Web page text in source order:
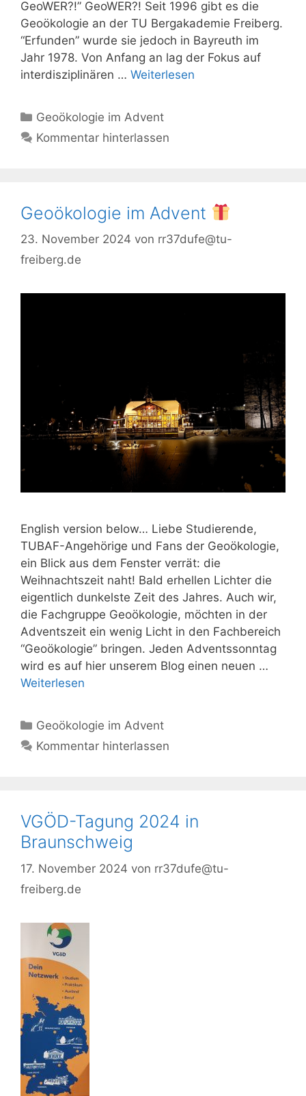
GeoWER?!” GeoWER?! Seit 1996 gibt es die
Geoökologie an der TU Bergakademie Freiberg.
“Erfunden” wurde sie jedoch in Bayreuth im
Jahr 1978. Von Anfang an lag der Fokus auf
interdisziplinären … Weiterlesen
Kategorien
Geoökologie im Advent
Kommentar hinterlassen
Geoökologie im Advent
23. November 2024 von rr37dufe@tu-
freiberg.de
English version below… Liebe Studierende,
TUBAF-Angehörige und Fans der Geoökologie,
ein Blick aus dem Fenster verrät: die
Weihnachtszeit naht! Bald erhellen Lichter die
eigentlich dunkelste Zeit des Jahres. Auch wir,
die Fachgruppe Geoökologie, möchten in der
Adventszeit ein wenig Licht in den Fachbereich
“Geoökologie” bringen. Jeden Adventssonntag
wird es auf hier unserem Blog einen neuen …
Weiterlesen
Kategorien
Geoökologie im Advent
Kommentar hinterlassen
VGÖD-Tagung 2024 in
Braunschweig
17. November 2024 von rr37dufe@tu-
freiberg.de